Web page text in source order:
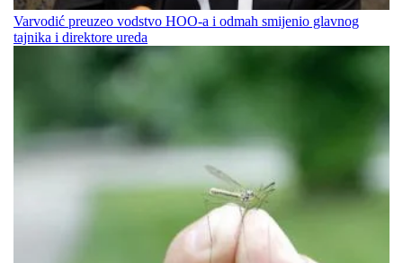
Varvodić preuzeo vodstvo HOO-a i odmah smijenio glavnog
tajnika i direktore ureda